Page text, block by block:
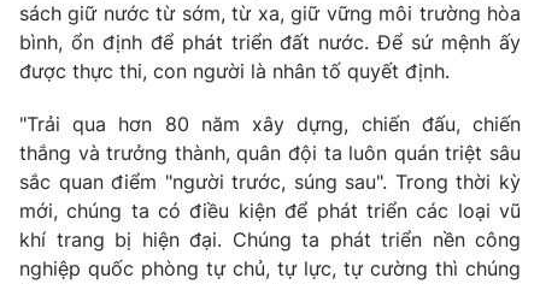
Tổng Biên tập:Vũ Thanh Thủy
Phó Tổng Biên tập: Nguyễn Thị Mỹ Hạnh, Phạm Quốc Thắng,
Nguyễn Trọng Ninh
Ðiện thoại Thời báo VTV:024.66 897 897
Email:toasoan@vtv.vn
Liên hệ quảng cáo:024-7300.7108
sách giữ nước từ sớm, từ xa, giữ vững môi trường hòa
bình, ổn định để phát triển đất nước. Để sứ mệnh ấy
được thực thi, con người là nhân tố quyết định.
"Trải qua hơn 80 năm xây dựng, chiến đấu, chiến
thắng và trưởng thành, quân đội ta luôn quán triệt sâu
sắc quan điểm "người trước, súng sau". Trong thời kỳ
mới, chúng ta có điều kiện để phát triển các loại vũ
khí trang bị hiện đại. Chúng ta phát triển nền công
nghiệp quốc phòng tự chủ, tự lực, tự cường thì chúng